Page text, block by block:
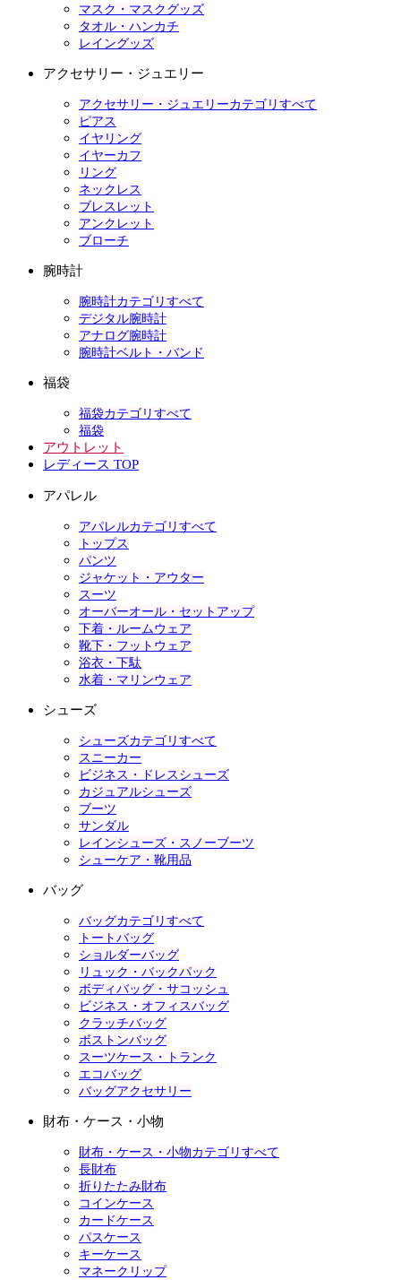
マスク・マスクグッズ
タオル・ハンカチ
レイングッズ
アクセサリー・ジュエリー
アクセサリー・ジュエリーカテゴリすべて
ピアス
イヤリング
イヤーカフ
リング
ネックレス
ブレスレット
アンクレット
ブローチ
腕時計
腕時計カテゴリすべて
デジタル腕時計
アナログ腕時計
腕時計ベルト・バンド
福袋
福袋カテゴリすべて
福袋
アウトレット
レディース TOP
アパレル
アパレルカテゴリすべて
トップス
パンツ
ジャケット・アウター
スーツ
オーバーオール・セットアップ
下着・ルームウェア
靴下・フットウェア
浴衣・下駄
水着・マリンウェア
シューズ
シューズカテゴリすべて
スニーカー
ビジネス・ドレスシューズ
カジュアルシューズ
ブーツ
サンダル
レインシューズ・スノーブーツ
シューケア・靴用品
バッグ
バッグカテゴリすべて
トートバッグ
ショルダーバッグ
リュック・バックパック
ボディバッグ・サコッシュ
ビジネス・オフィスバッグ
クラッチバッグ
ボストンバッグ
スーツケース・トランク
エコバッグ
バッグアクセサリー
財布・ケース・小物
財布・ケース・小物カテゴリすべて
長財布
折りたたみ財布
コインケース
カードケース
パスケース
キーケース
マネークリップ